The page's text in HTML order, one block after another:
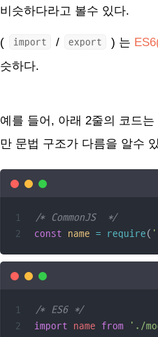
비슷하다라고 볼수 있다.
( import / export ) 는
슷하다.
예를 들어, 아래 2줄의 코드
만 문법 구조가 다름을 알수
/* CommonJS  */
const name = require(
/* ES6 */
import name from './